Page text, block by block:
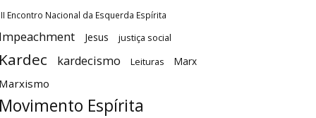
Encontro Nacional da Esquerda Espírita
Jesus justiça social
kardecismo Leituras Marx
Espírita